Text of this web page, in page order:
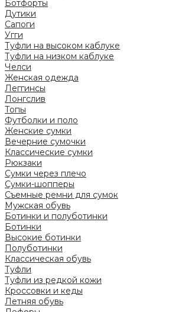
Ботфорты
Дутики
Сапоги
Угги
Туфли на высоком каблуке
Туфли на низком каблуке
Челси
Женская одежда
Леггинсы
Лонгслив
Топы
Футболки и поло
Женские сумки
Вечерние сумочки
Классические сумки
Рюкзаки
Сумки через плечо
Сумки-шопперы
Съемные ремни для сумок
Мужская обувь
Ботинки и полуботинки
Ботинки
Высокие ботинки
Полуботинки
Классическая обувь
Туфли
Туфли из редкой кожи
Кроссовки и кеды
Летняя обувь